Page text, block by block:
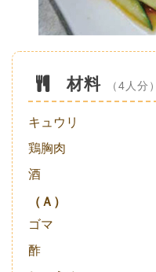
材料 （4人分）
キュウリ
鶏胸肉
酒
（Ａ）
ゴマ
酢